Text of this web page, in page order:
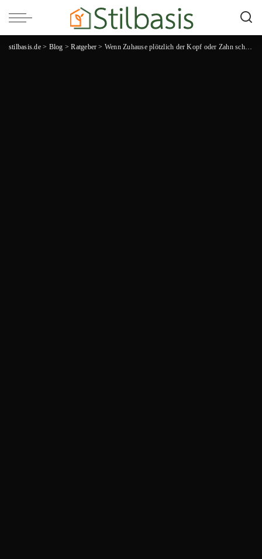
stilbasis.de> Blog >Ratgeber > Wenn Zuhause plötzlich der Kopf oder Zahn schmerzt: So handeln Sie richtig